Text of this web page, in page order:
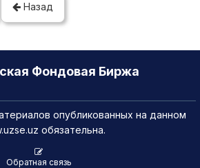
Назад
Фондовая Биржа
опубликованных на данном
обязательна.
Обратная связь